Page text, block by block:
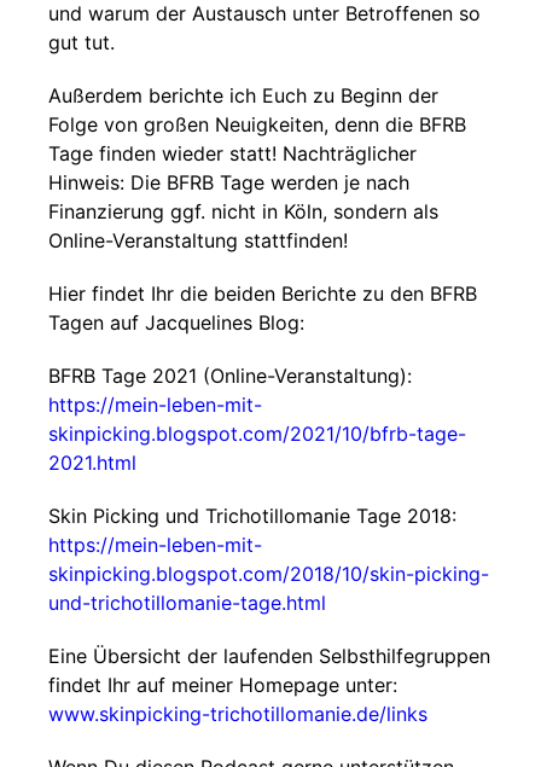
und warum der Austausch unter Betroffenen so
gut tut.
Außerdem berichte ich Euch zu Beginn der
Folge von großen Neuigkeiten, denn die BFRB
Tage finden wieder statt! Nachträglicher
Hinweis: Die BFRB Tage werden je nach
Finanzierung ggf. nicht in Köln, sondern als
Online-Veranstaltung stattfinden!
Hier findet Ihr die beiden Berichte zu den BFRB
Tagen auf Jacquelines Blog:
BFRB Tage 2021 (Online-Veranstaltung):
https://mein-leben-mit-
skinpicking.blogspot.com/2021/10/bfrb-tage-
2021.html
Skin Picking und Trichotillomanie Tage 2018:
https://mein-leben-mit-
skinpicking.blogspot.com/2018/10/skin-picking-
und-trichotillomanie-tage.html
Eine Übersicht der laufenden Selbsthilfegruppen
findet Ihr auf meiner Homepage unter:
www.skinpicking-trichotillomanie.de/links